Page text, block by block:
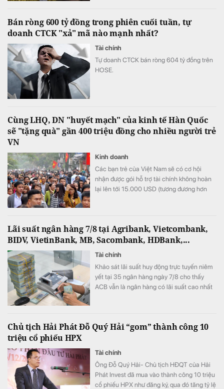
Bán ròng 600 tỷ đồng trong phiên cuối tuần, tự
doanh CTCK "xả" mã nào mạnh nhất?
Tài chính
Tự doanh CTCK bán ròng 604 tỷ đồng trên
HOSE.
Cùng LHQ, DN "huyết mạch" của kinh tế Hàn Quốc
sẽ "tặng quà" gần 400 triệu đồng cho nhiều người trẻ
VN
Kinh doanh
Các bạn trẻ của Việt Nam sẽ có cơ hội
nhận được gói hỗ trợ tài chính không hoàn
lại lên tới 15.000 USD (tương đương hơn
Lãi suất ngân hàng 7/8 tại Agribank, Vietcombank,
BIDV, VietinBank, MB, Sacombank, HDBank,...
Tài chính
Khảo sát lãi suất huy động trực tuyến niêm
yết tại 35 ngân hàng ngày 7/8 cho thấy
ACB vẫn là ngân hàng có lãi suất cao nhất
Chủ tịch Hải Phát Đỗ Quý Hải “gom” thành công 10
triệu cổ phiếu HPX
Tài chính
Ông Đỗ Quý Hải- Chủ tịch HĐQT của Hải
Phát Invest đã mua vào thành công 10 triệu
cổ phiếu HPX như đăng ký, qua đó tăng tỷ lệ